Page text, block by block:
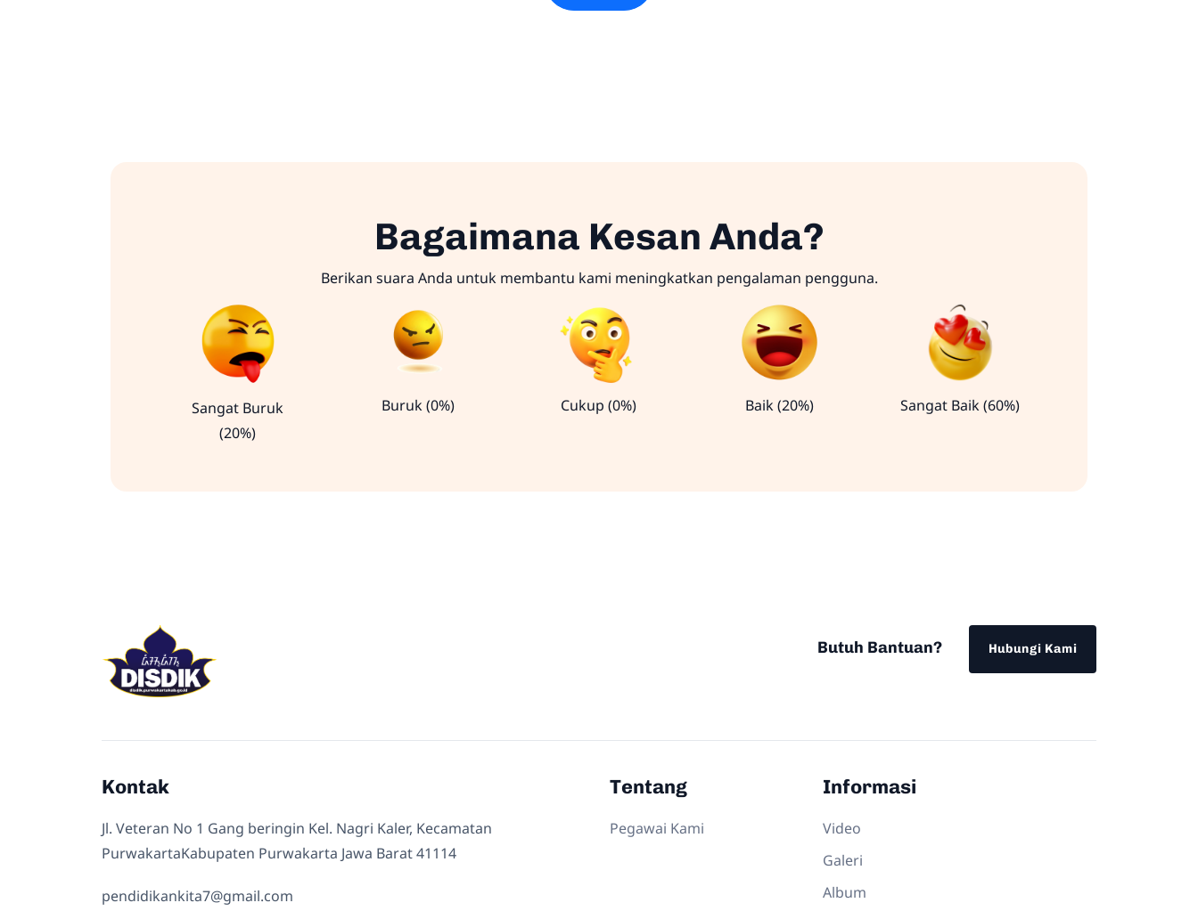
Bagaimana Kesan Anda?
Berikan suara Anda untuk membantu kami meningkatkan pengalaman pengguna.
Sangat Buruk
(20%)
Buruk (0%) Cukup (0%) Baik (20%) Sangat Baik (60%)
Butuh Bantuan? Hubungi Kami
Kontak
Jl. Veteran No 1 Gang beringin Kel. Nagri Kaler, Kecamatan
PurwakartaKabupaten Purwakarta Jawa Barat 41114
pendidikankita7@gmail.com
Tentang
Pegawai Kami
Informasi
Video
Galeri
Album